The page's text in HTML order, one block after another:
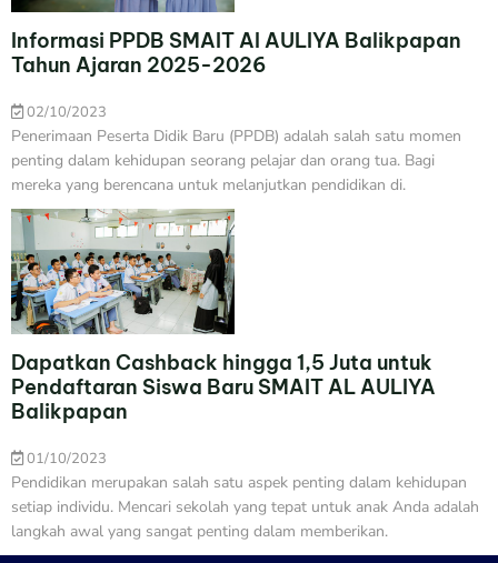
Informasi PPDB SMAIT Al AULIYA Balikpapan
Tahun Ajaran 2025-2026
02/10/2023
Penerimaan Peserta Didik Baru (PPDB) adalah salah satu momen
penting dalam kehidupan seorang pelajar dan orang tua. Bagi
mereka yang berencana untuk melanjutkan pendidikan di.
Dapatkan Cashback hingga 1,5 Juta untuk
Pendaftaran Siswa Baru SMAIT AL AULIYA
Balikpapan
01/10/2023
Pendidikan merupakan salah satu aspek penting dalam kehidupan
setiap individu. Mencari sekolah yang tepat untuk anak Anda adalah
langkah awal yang sangat penting dalam memberikan.